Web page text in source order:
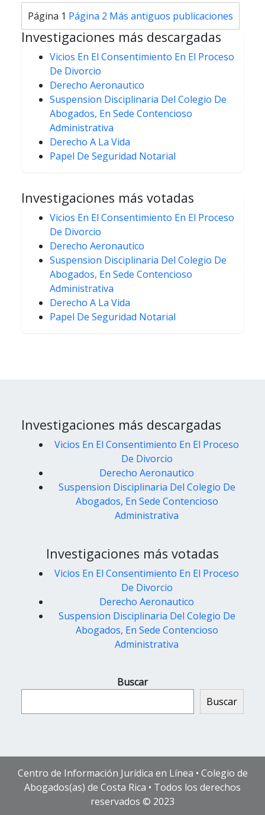
Paginación
de
entradas
Página 1 Página 2 Más antiguos publicaciones
Investigaciones más descargadas
Vicios En El Consentimiento En El Proceso
De Divorcio
Derecho Aeronautico
Suspension Disciplinaria Del Colegio De
Abogados, En Sede Contencioso
Administrativa
Derecho A La Vida
Papel De Seguridad Notarial
Investigaciones más votadas
Vicios En El Consentimiento En El Proceso
De Divorcio
Derecho Aeronautico
Suspension Disciplinaria Del Colegio De
Abogados, En Sede Contencioso
Administrativa
Derecho A La Vida
Papel De Seguridad Notarial
Investigaciones más descargadas
Vicios En El Consentimiento En El Proceso
De Divorcio
Derecho Aeronautico
Suspension Disciplinaria Del Colegio De
Abogados, En Sede Contencioso
Administrativa
Investigaciones más votadas
Vicios En El Consentimiento En El Proceso
De Divorcio
Derecho Aeronautico
Suspension Disciplinaria Del Colegio De
Abogados, En Sede Contencioso
Administrativa
Buscar
Buscar
Centro de Información Jurídica en Línea • Colegio de
Abogados(as) de Costa Rica • Todos los derechos
reservados © 2023